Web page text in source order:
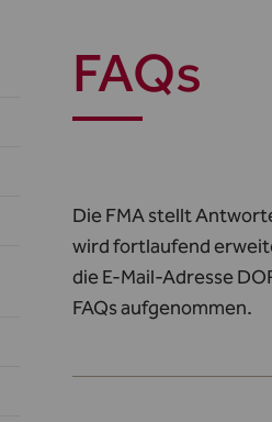
FAQs
Die FMA stellt
wird fortlaufend
die E-Mail-Adresse
FAQs aufgenommen.